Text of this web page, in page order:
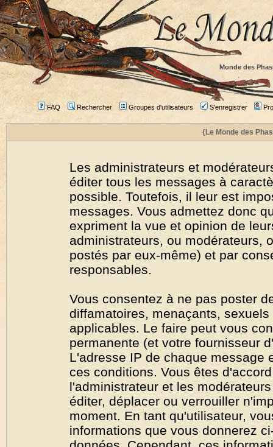
Monde des
FAQ Rechercher Groupes d'utilisateurs S'enregistrer
{Le Monde des
Les administrateurs et
éditer tous les messages à
possible. Toutefois, il leur est
messages. Vous admettez donc
expriment la vue et opinion de
administrateurs, ou modérateurs,
postés par eux-même) et par
responsables.
Vous consentez à ne pas poster
diffamatoires, menaçants,
applicables. Le faire peut vous
permanente (et votre fournisseur
L'adresse IP de chaque message
ces conditions. Vous êtes
l'administrateur et les
éditer, déplacer ou verrouiller
moment. En tant qu'utilisateur,
informations que vous donnerez